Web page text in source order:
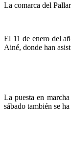
La comarca del
El 11 de enero del
Ainé, donde han
La puesta en
sábado también se